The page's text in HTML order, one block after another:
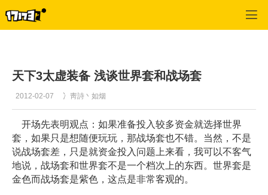
天下3太虚装备 浅谈世界套和战场套
2012-02-07 冫靑詩丶如烟
开场先表明观点：如果准备投入较多资金就选择世界
套，如果只是想随便玩玩，那战场套也不错。当然，不是
说战场套差，只是就资金投入问题上来看，我可以不客气
地说，战场套和世界套不是一个档次上的东西。世界套是
金色而战场套是紫色，这点是非常客观的。